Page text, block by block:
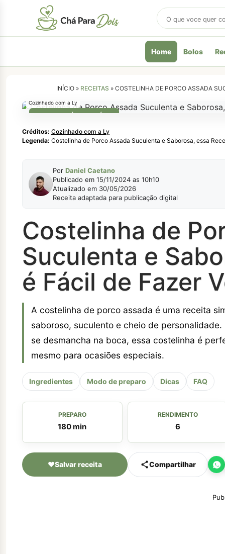
Buscar
receitas
Home Bolos
INÍCIO » RECEITAS »COSTELINHA DE PORCO ASSADA
RECEITAS RÁPIDA E FÁCIL
Cozinhado com a Ly
Créditos: Cozinhado com a Ly
Legenda: Costelinha de Porco Assada Suculenta e Saborosa, essa
Por Daniel Caetano
Publicado em 15/11/2024 as 10h10
Atualizado em 30/05/2026
Receita adaptada para publicação digital
Costelinha de
Suculenta e
é Fácil de Fazer
A costelinha de porco assada é uma receita
saboroso, suculento e cheio de
se desmancha na boca, essa costelinha é
mesmo para ocasiões especiais.
Ingredientes Modo de preparo Dicas FAQ
PREPARO
180 min
RENDIMENTO
6
♥Salvar receita Compartilhar